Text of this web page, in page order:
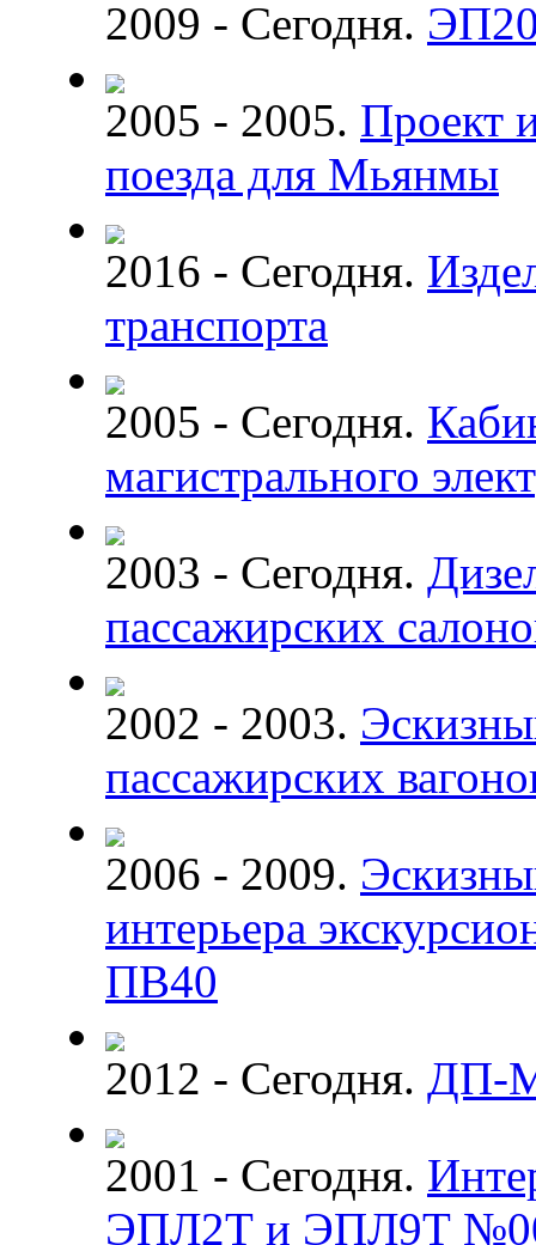
2009 - Сегодня.
2005 - 2005. Проект
поезда для Мьянмы
2016 - Сегодня.
транспорта
2005 - Сегодня.
магистрального
2003 - Сегодня.
пассажирских
2002 - 2003.
пассажирских
2006 - 2009.
интерьера
ПВ40
2012 - Сегодня. ДП-
2001 - Сегодня.
ЭПЛ2Т и ЭПЛ9Т